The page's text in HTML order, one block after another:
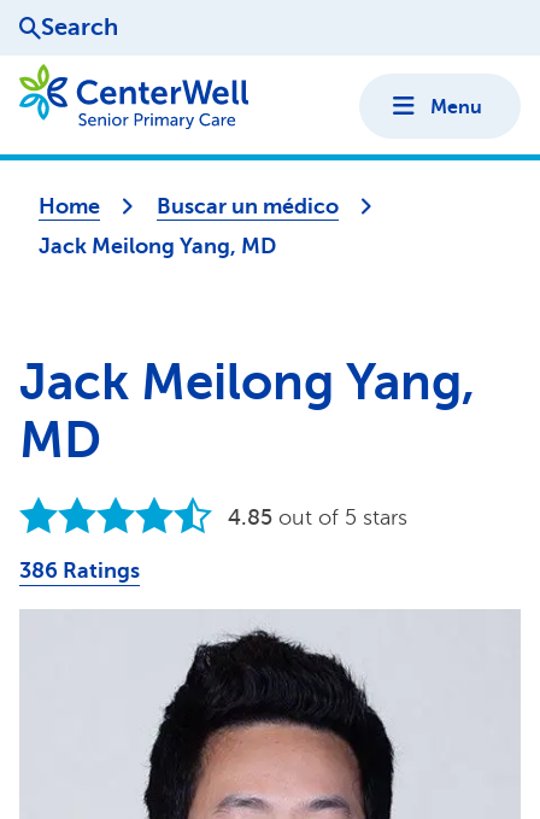
Search
Menu
Home
Buscar un médico
Jack Meilong Yang, MD
Jack Meilong Yang,
MD
4.85 out of 5 stars
386 Ratings